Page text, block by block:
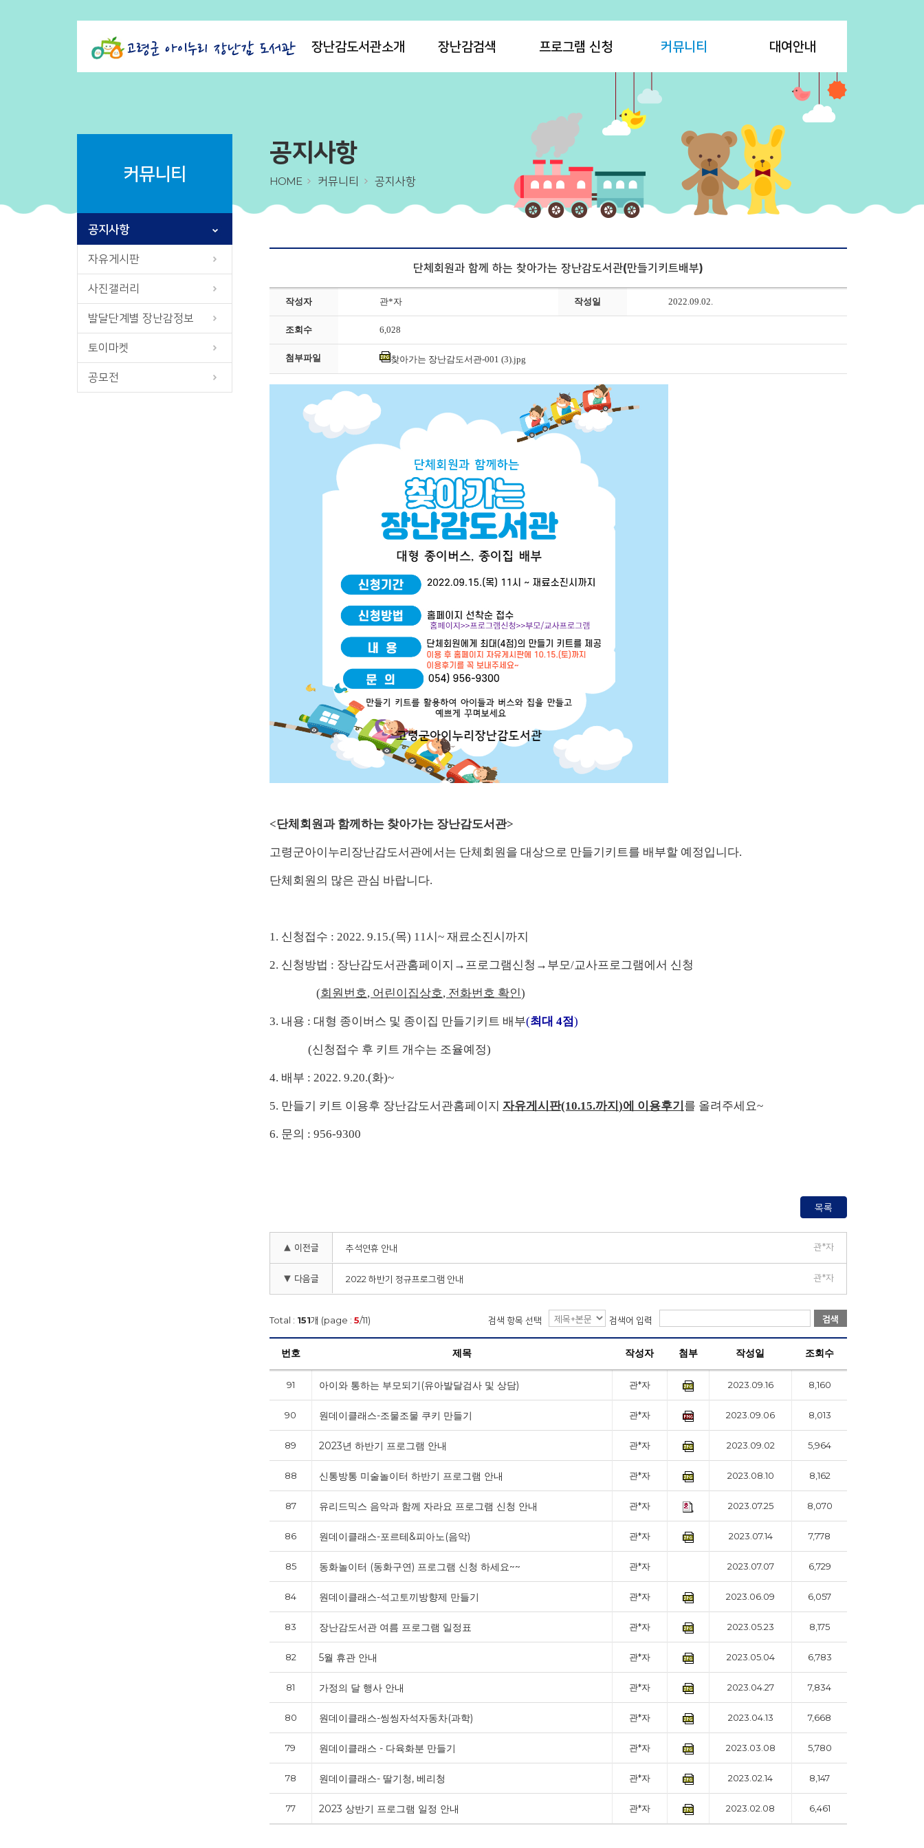
장난감도서관소개 장난감검색 프로그램 신청 커뮤니티 대여안내
커뮤니티
공지사항
자유게시판
사진갤러리
발달단계별 장난감정보
토이마켓
공모전
공지사항
HOME 커뮤니티 공지사항
단체회원과 함께 하는 찾아가는 장난감도서관(만들기키트배부)
작성자 관*자 작성일 2022.09.02.
조회수 6,028
첨부파일 찾아가는 장난감도서관-001 (3).jpg
<단체회원과 함께하는 찾아가는 장난감도서관>
고령군아이누리장난감도서관에서는 단체회원을 대상으로 만들기키트를 배부할 예정입니다.
단체회원의 많은 관심 바랍니다.
1. 신청접수 : 2022. 9.15.(목) 11시~ 재료소진시까지
2. 신청방법 : 장난감도서관홈페이지 → 프로그램신청 → 부모/교사프로그램에서 신청
(회원번호, 어린이집상호, 전화번호 확인)
3. 내용 : 대형 종이버스 및 종이집 만들기키트 배부(최대 4점)
(신청접수 후 키트 개수는 조율예정)
4. 배부 : 2022. 9.20.(화)~
5. 만들기 키트 이용후 장난감도서관홈페이지 자유게시판(10.15.까지 )에 이용후기 를 올려주세요~
6. 문의 : 956-9300
목록
▲ 이전글 추석연휴 안내 관*자
▼ 다음글 2022 하반기 정규프로그램 안내 관*자
Total : 151개 (page : 5/11) 검색 항목 선택 검색어 입력 검색
번호 제목 작성자 첨부 작성일 조회수
91 아이와 통하는 부모되기(유아발달검사 및 상담) 관*자 2023.09.16 8,160
90 원데이클래스-조물조물 쿠키 만들기 관*자 2023.09.06 8,013
89 2023년 하반기 프로그램 안내 관*자 2023.09.02 5,964
88 신통방통 미술놀이터 하반기 프로그램 안내 관*자 2023.08.10 8,162
87 유리드믹스 음악과 함께 자라요 프로그램 신청 안내 관*자 2023.07.25 8,070
86 원데이클래스-포르테&피아노(음악) 관*자 2023.07.14 7,778
85 동화놀이터 (동화구연) 프로그램 신청 하세요~~ 관*자 2023.07.07 6,729
84 원데이클래스-석고토끼방향제 만들기 관*자 2023.06.09 6,057
83 장난감도서관 여름 프로그램 일정표 관*자 2023.05.23 8,175
82 5월 휴관 안내 관*자 2023.05.04 6,783
81 가정의 달 행사 안내 관*자 2023.04.27 7,834
80 원데이클래스-씽씽자석자동차(과학) 관*자 2023.04.13 7,668
79 원데이클래스 - 다육화분 만들기 관*자 2023.03.08 5,780
78 원데이클래스- 딸기청, 베리청 관*자 2023.02.14 8,147
77 2023 상반기 프로그램 일정 안내 관*자 2023.02.08 6,461